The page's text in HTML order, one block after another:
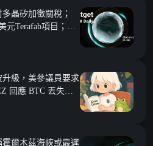
晶矽加徵關稅；
元Terafab項目；今
07 日）
升級，美參議員要求
回應 BTC 丟失數
放在交易所比自行
爾木茲海峽或最遲